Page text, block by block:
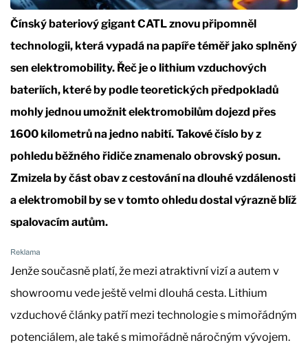
Čínský bateriový gigant CATL znovu připomněl
technologii, která vypadá na papíře téměř jako splněný
sen elektromobility. Řeč je o lithium vzduchových
bateriích, které by podle teoretických předpokladů
mohly jednou umožnit elektromobilům dojezd přes
1600 kilometrů na jedno nabití. Takové číslo by z
pohledu běžného řidiče znamenalo obrovský posun.
Zmizela by část obav z cestování na dlouhé vzdálenosti
a elektromobil by se v tomto ohledu dostal výrazně blíž
spalovacím autům.
Jenže současně platí, že mezi atraktivní vizí a autem v
showroomu vede ještě velmi dlouhá cesta. Lithium
vzduchové články patří mezi technologie s mimořádným
potenciálem, ale také s mimořádně náročným vývojem.